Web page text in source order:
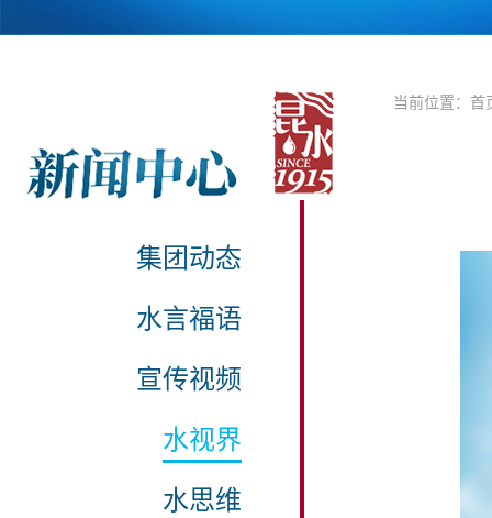
集团动态
水言福语
宣传视频
水视界
水思维
当前位置： 首